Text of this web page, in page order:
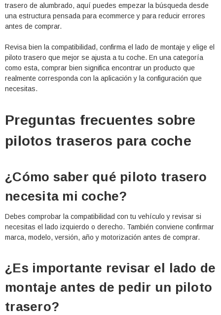
trasero de alumbrado, aquí puedes empezar la búsqueda desde
una estructura pensada para ecommerce y para reducir errores
antes de comprar.
Revisa bien la compatibilidad, confirma el lado de montaje y elige el
piloto trasero que mejor se ajusta a tu coche. En una categoría
como esta, comprar bien significa encontrar un producto que
realmente corresponda con la aplicación y la configuración que
necesitas.
Preguntas frecuentes sobre
pilotos traseros para coche
¿Cómo saber qué piloto trasero
necesita mi coche?
Debes comprobar la compatibilidad con tu vehículo y revisar si
necesitas el lado izquierdo o derecho. También conviene confirmar
marca, modelo, versión, año y motorización antes de comprar.
¿Es importante revisar el lado de
montaje antes de pedir un piloto
trasero?